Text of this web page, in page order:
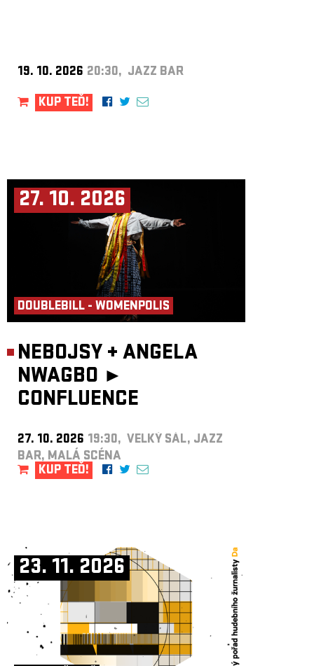
19. 10. 2026 20:30, JAZZ BAR
KUP TEĎ!
27. 10. 2026
DOUBLEBILL - WOMENPOLIS
NEBOJSY + ANGELA
NWAGBO ►
CONFLUENCE
27. 10. 2026 19:30, VELKÝ SÁL, JAZZ
BAR, MALÁ SCÉNA
KUP TEĎ!
23. 11. 2026